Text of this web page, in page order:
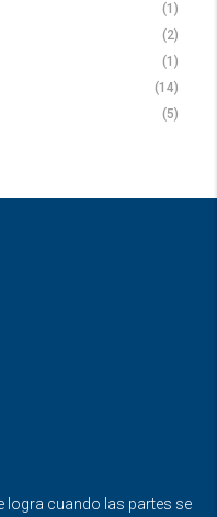
(1)
(2)
(1)
(14)
(5)
logra cuando las partes se